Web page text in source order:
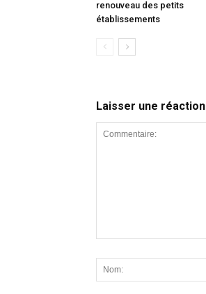
renouveau des petits
établissements
Laisser une réaction